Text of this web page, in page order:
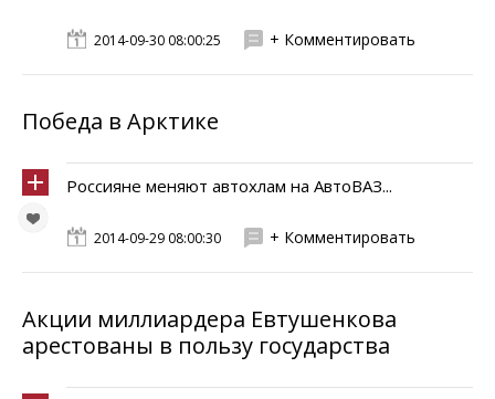
2014-09-30 08:00:25 + Комментировать
Победа в Арктике
Россияне меняют автохлам на АвтоВАЗ...
2014-09-29 08:00:30 + Комментировать
Акции миллиардера Евтушенкова
арестованы в пользу государства